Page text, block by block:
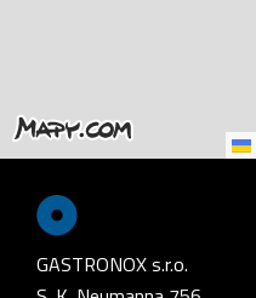
GASTRONOX s.r.o.